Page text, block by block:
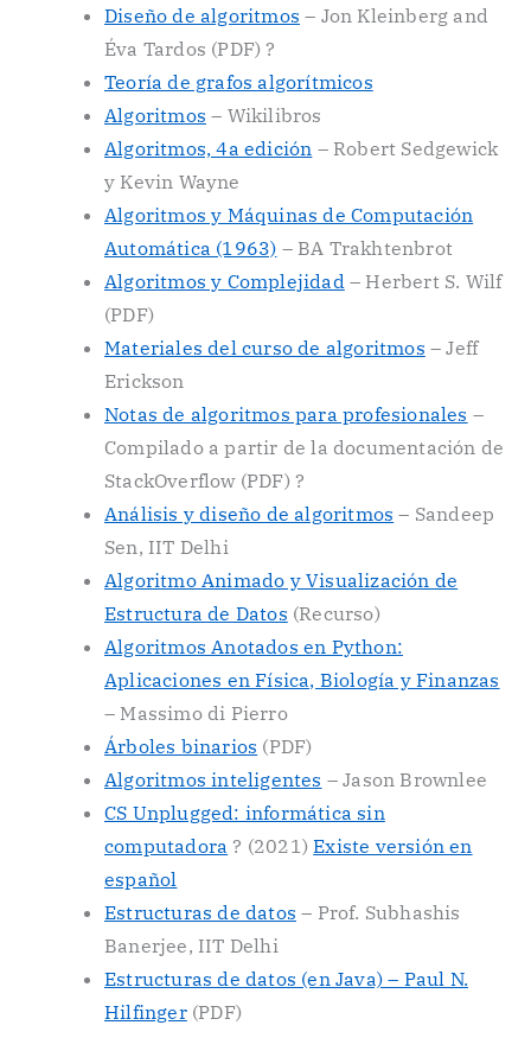
Diseño de algoritmos – Jon Kleinberg and
Éva Tardos (PDF) ?
Teoría de grafos algorítmicos
Algoritmos – Wikilibros
Algoritmos, 4a edición – Robert Sedgewick
y Kevin Wayne
Algoritmos y Máquinas de Computación
Automática (1963) – BA Trakhtenbrot
Algoritmos y Complejidad– Herbert S. Wilf
(PDF)
Materiales del curso de algoritmos – Jeff
Erickson
Notas de algoritmos para profesionales –
Compilado a partir de la documentación de
StackOverflow (PDF) ?
Análisis y diseño de algoritmos – Sandeep
Sen, IIT Delhi
Algoritmo Animado y Visualización de
Estructura de Datos (Recurso)
Algoritmos Anotados en Python:
Aplicaciones en Física, Biología y Finanzas
– Massimo di Pierro
Árboles binarios (PDF)
Algoritmos inteligentes – Jason Brownlee
CS Unplugged: informática sin
computadora ? (2021)Existe versión en
español
Estructuras de datos – Prof. Subhashis
Banerjee, IIT Delhi
Estructuras de datos (en Java) – Paul N.
Hilfinger(PDF)